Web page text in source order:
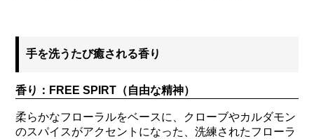
手を洗うたび癒される香り
香り：FREE SPIRT（自由な精神）
柔らかなフローラルをベースに、クローブやカルダモン
のスパイスがアクセントになった、洗練されたフローラ